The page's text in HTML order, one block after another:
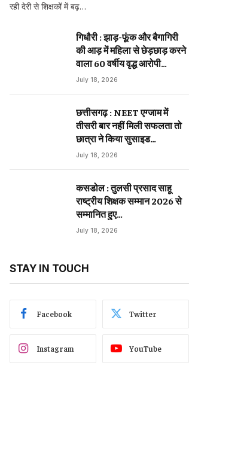
रही देरी से शिक्षकों में बढ़…
गिधौरी : झाड़-फूंक और बैगागिरी
की आड़ में महिला से छेड़छाड़ करने
वाला 60 वर्षीय वृद्ध आरोपी
गिरफ्तार…
July 18, 2026
छत्तीसगढ़ : NEET एग्जाम में
तीसरी बार नहीं मिली सफलता तो
छात्रा ने किया सुसाइड…
July 18, 2026
कसडोल : तुलसी प्रसाद साहू
राष्ट्रीय शिक्षक सम्मान 2026 से
सम्मानित हुए…
July 18, 2026
STAY IN TOUCH
Facebook Twitter
Instagram YouTube